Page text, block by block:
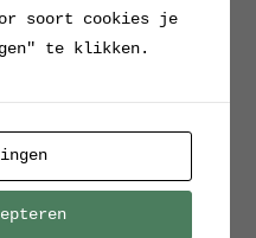
soort cookies je
te klikken.